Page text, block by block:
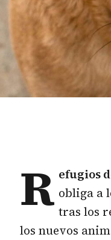
R efugios
obliga a
tras los
los nuevos